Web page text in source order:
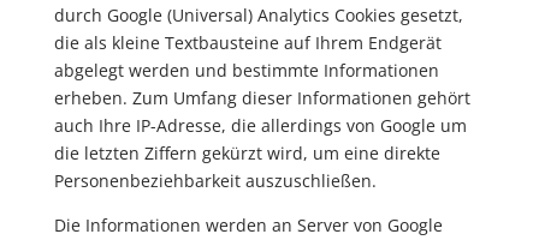
durch Google (Universal) Analytics Cookies gesetzt,
die als kleine Textbausteine auf Ihrem Endgerät
abgelegt werden und bestimmte Informationen
erheben. Zum Umfang dieser Informationen gehört
auch Ihre IP-Adresse, die allerdings von Google um
die letzten Ziffern gekürzt wird, um eine direkte
Personenbeziehbarkeit auszuschließen.
Die Informationen werden an Server von Google